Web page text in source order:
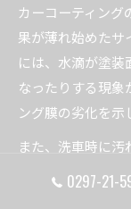
カーコーティング
果が薄れ始めたサ
には、水滴が塗装
なったりする現象
ング膜の劣化を示
また、洗車時に
えて艶が鈍くな
に、ガラスコー
0297-21-